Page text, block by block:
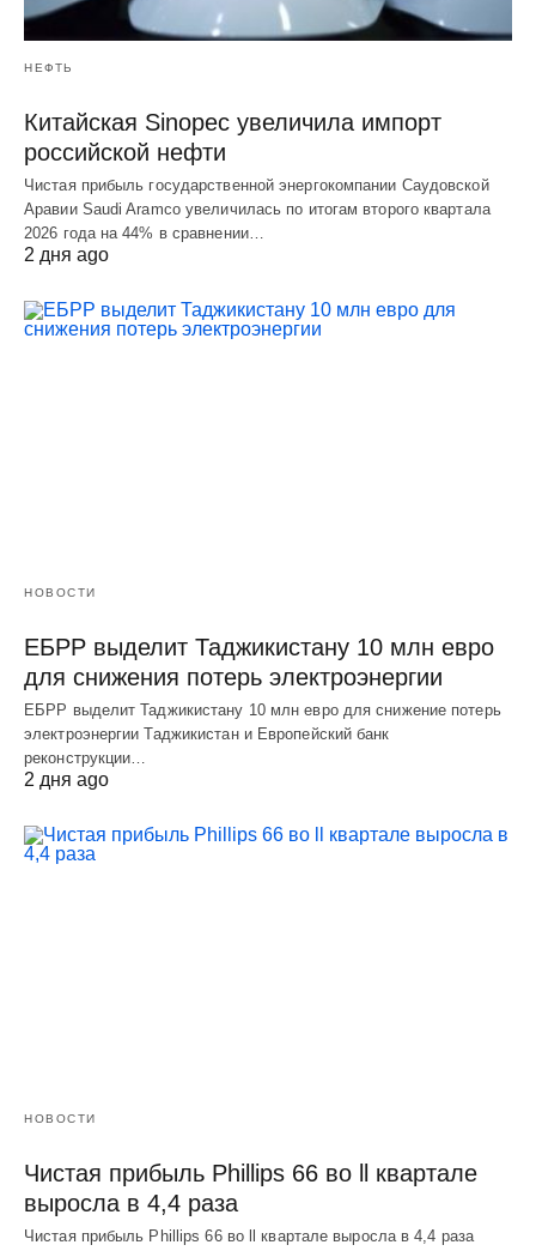
НЕФТЬ
Китайская Sinopec увеличила импорт
российской нефти
Чистая прибыль государственной энергокомпании Саудовской
Аравии Saudi Aramco увеличилась по итогам второго квартала
2026 года на 44% в сравнении…
2 дня ago
НОВОСТИ
ЕБРР выделит Таджикистану 10 млн евро
для снижения потерь электроэнергии
ЕБРР выделит Таджикистану 10 млн евро для снижение потерь
электроэнергии Таджикистан и Европейский банк
реконструкции…
2 дня ago
НОВОСТИ
Чистая прибыль Phillips 66 во ll квартале
выросла в 4,4 раза
Чистая прибыль Phillips 66 во ll квартале выросла в 4,4 раза